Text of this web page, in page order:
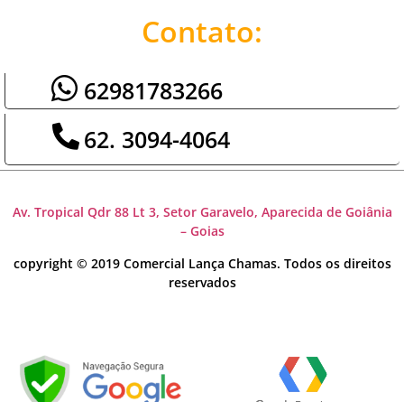
Contato:
62981783266
62. 3094-4064
Av. Tropical Qdr 88 Lt 3, Setor Garavelo, Aparecida de Goiânia
– Goias
copyright © 2019 Comercial Lança Chamas. Todos os direitos
reservados